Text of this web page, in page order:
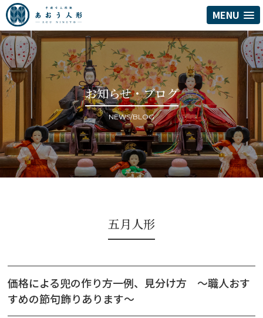
MENU
お知らせ・ブログ
NEWS/BLOG
五月人形
価格による兜の作り方一例、見分け方 ～職人おす
すめの節句飾りあります～